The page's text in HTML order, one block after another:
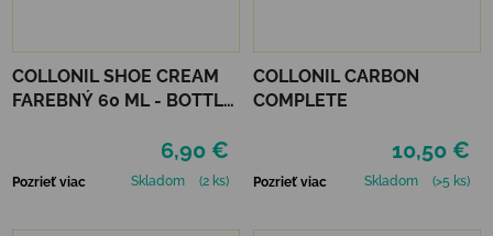
COLLONIL SHOE CREAM
FAREBNÝ 60 ML - BOTTLE
6,90 €
Pozrieť viac Skladom (2 ks)
COLLONIL CARBON
COMPLETE
10,50 €
Pozrieť viac Skladom (>5 ks)